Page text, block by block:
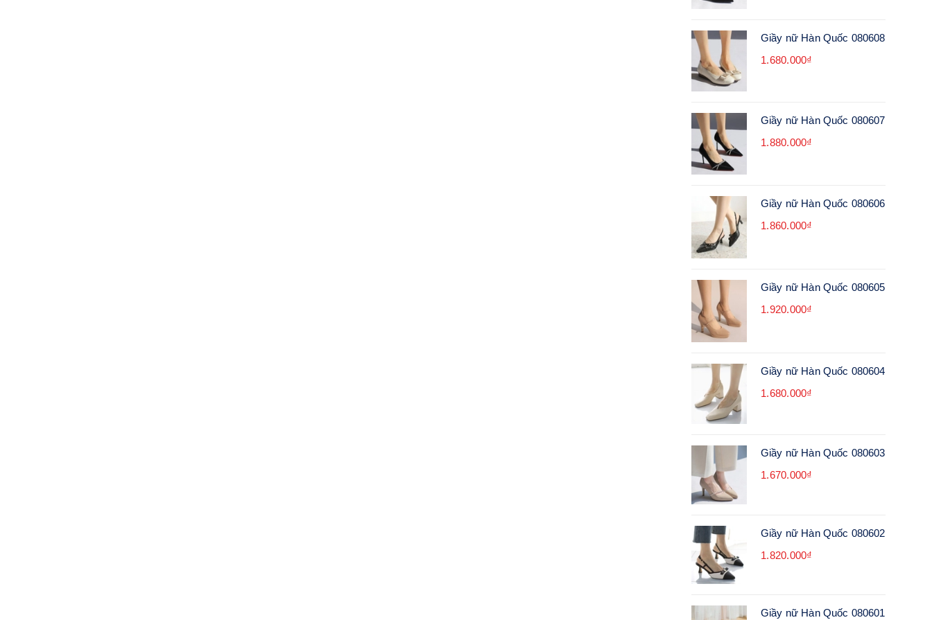
Giầy nữ Hàn Quốc 080608
1.680.000₫
Giầy nữ Hàn Quốc 080607
1.880.000₫
Giầy nữ Hàn Quốc 080606
1.860.000₫
Giầy nữ Hàn Quốc 080605
1.920.000₫
Giầy nữ Hàn Quốc 080604
1.680.000₫
Giầy nữ Hàn Quốc 080603
1.670.000₫
Giầy nữ Hàn Quốc 080602
1.820.000₫
Giầy nữ Hàn Quốc 080601